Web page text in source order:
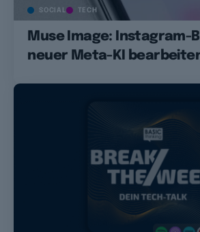
SOCIAL TECH
Muse Image: Instagram-
neuer Meta-KI